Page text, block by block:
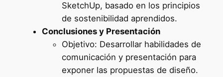
SketchUp, basado en los principios
de sostenibilidad aprendidos.
Conclusiones y Presentación
Objetivo: Desarrollar habilidades de
comunicación y presentación para
exponer las propuestas de diseño.